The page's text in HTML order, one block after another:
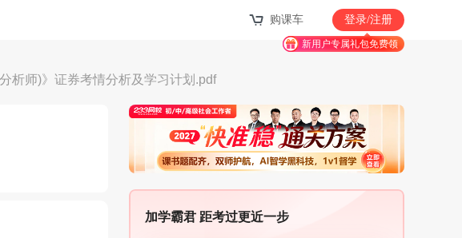
购课车 登录/注册
新用户专属礼包免费领
析师)》证券考情分析及学习计划.pdf
加学霸君 距考过更近一步